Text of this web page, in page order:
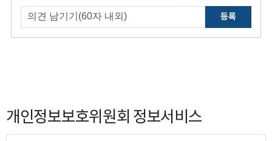
등록
개인정보보호위원회 정보서비스